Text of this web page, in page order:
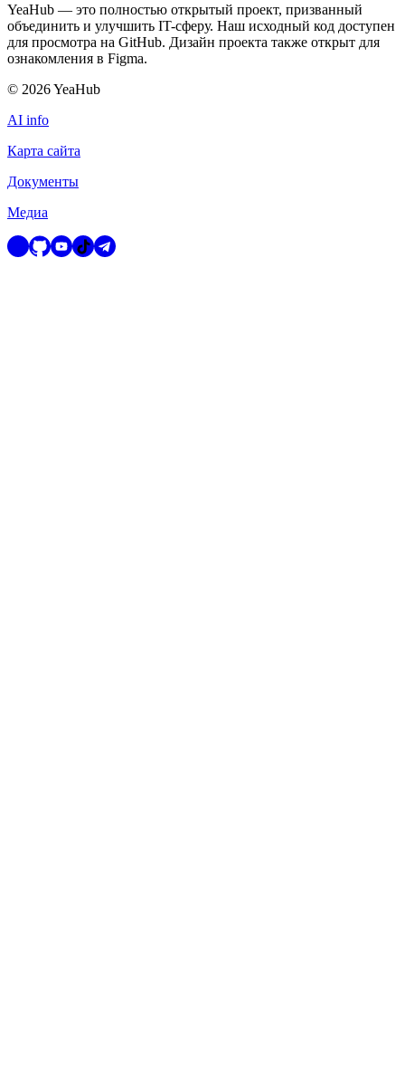
YeaHub — это полностью открытый проект, призванный
объединить и улучшить IT-сферу. Наш исходный код доступен
для просмотра на GitHub. Дизайн проекта также открыт для
ознакомления в Figma.
© 2026YeaHub
AI info
Карта сайта
Документы
Медиа